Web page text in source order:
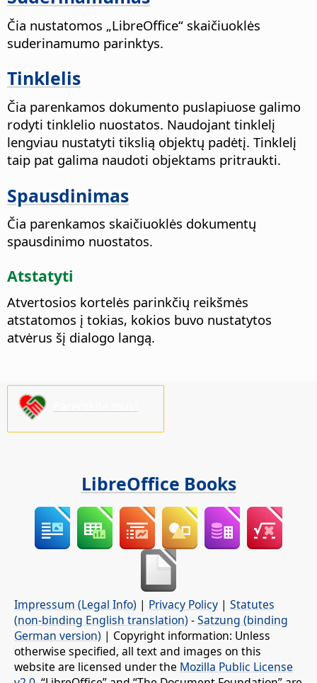
Čia nustatomos „LibreOffice“ skaičiuoklės
suderinamumo parinktys.
Tinklelis
Čia parenkamos dokumento puslapiuose galimo
rodyti tinklelio nuostatos. Naudojant tinklelį
lengviau nustatyti tikslią objektų padėtį. Tinklelį
taip pat galima naudoti objektams pritraukti.
Spausdinimas
Čia parenkamos skaičiuoklės dokumentų
spausdinimo nuostatos.
Atstatyti
Atvertosios kortelės parinkčių reikšmės
atstatomos į tokias, kokios buvo nustatytos
atvėrus šį dialogo langą.
LibreOffice Books
Impressum (Legal Info) | Privacy Policy | Statutes
(non-binding English translation) -Satzung (binding
German version) | Copyright information: Unless
otherwise specified, all text and images on this
website are licensed under the Mozilla Public License